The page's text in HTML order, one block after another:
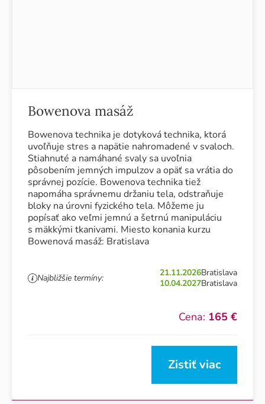
Bowenova masáž
Bowenova technika je dotyková technika, ktorá
uvoľňuje stres a napätie nahromadené v svaloch.
Stiahnuté a namáhané svaly sa uvoľnia
pôsobením jemných impulzov a opäť sa vrátia do
správnej pozície. Bowenova technika tiež
napomáha správnemu držaniu tela, odstraňuje
bloky na úrovni fyzického tela. Môžeme ju
popísať ako veľmi jemnú a šetrnú manipuláciu
s mäkkými tkanivami. Miesto konania kurzu
Bowenová masáž: Bratislava
Najbližšie termíny: 21.11.2026Bratislava
10.04.2027Bratislava
Cena: 165 €
Zistiť viac